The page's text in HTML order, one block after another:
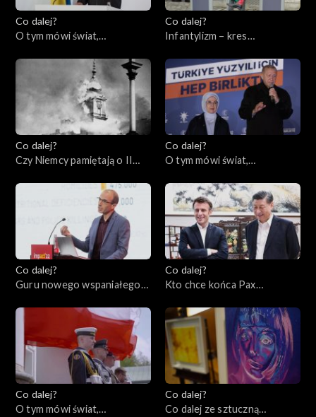
Co dalej?
O tym mówi świat,
Co dalej?
Infantylizm – kres
obywatelskiego, 18.05.2023
Co dalej?
Czy Niemcy pamiętają o II
16.05.2023
Co dalej?
O tym mówi świat,
Co dalej?
Guru nowego wspaniałego
człowieczeństwa?,
Co dalej?
Kto chce końca Pax
09.05.2023
Co dalej?
O tym mówi świat,
Co dalej?
Co dalej ze sztuczną